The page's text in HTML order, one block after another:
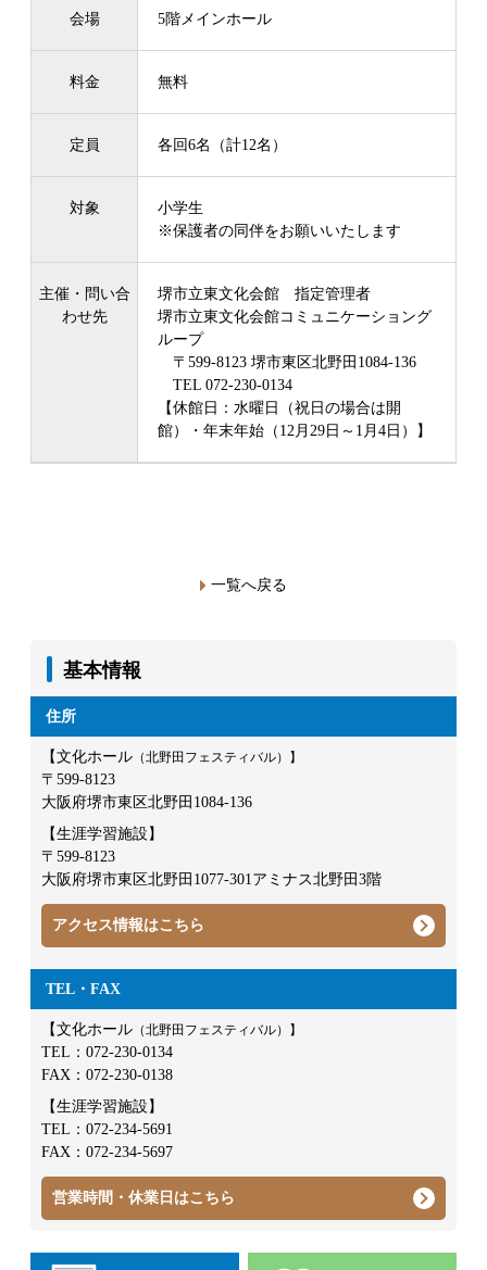
会場 5階メインホール
料金 無料
定員 各回6名（計12名）
対象
小学生
※保護者の同伴をお願いいたします
主催・問い合
わせ先
堺市立東文化会館 指定管理者
堺市立東文化会館コミュニケーショング
ループ
〒599-8123 堺市東区北野田1084-136
TEL 072-230-0134
【休館日：水曜日（祝日の場合は開
館）・年末年始（12月29日～1月4日）】
一覧へ戻る
基本情報
住所
【文化ホール （北野田フェスティバル）】
〒599-8123
大阪府堺市東区北野田1084-136
【生涯学習施設】
〒599-8123
大阪府堺市東区北野田1077-301アミナス北野田3階
アクセス情報はこちら
TEL・FAX
【文化ホール （北野田フェスティバル）】
TEL：072-230-0134
FAX：072-230-0138
【生涯学習施設】
TEL：072-234-5691
FAX：072-234-5697
営業時間・休業日はこちら